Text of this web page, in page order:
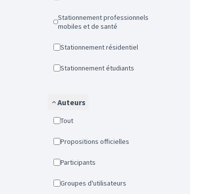
Stationnement professionnels
mobiles et de santé
Stationnement résidentiel
Stationnement étudiants
Auteurs
Tout
Propositions officielles
Participants
Groupes d'utilisateurs